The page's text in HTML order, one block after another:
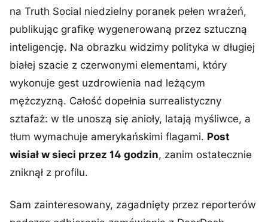
na Truth Social niedzielny poranek pełen wrażeń,
publikując grafikę wygenerowaną przez sztuczną
inteligencję. Na obrazku widzimy polityka w długiej
białej szacie z czerwonymi elementami, który
wykonuje gest uzdrowienia nad leżącym
mężczyzną. Całość dopełnia surrealistyczny
sztafaż: w tle unoszą się anioły, latają myśliwce, a
tłum wymachuje amerykańskimi flagami. Post
wisiał w sieci przez 14 godzin, zanim ostatecznie
zniknął z profilu.
Sam zainteresowany, zagadnięty przez reporterów